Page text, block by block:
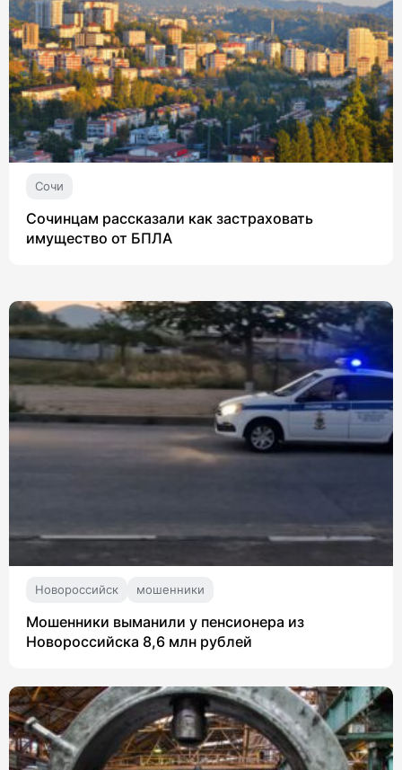
Сочи
Сочинцам рассказали как застраховать
имущество от БПЛА
Новороссийск мошенники
Мошенники выманили у пенсионера из
Новороссийска 8,6 млн рублей